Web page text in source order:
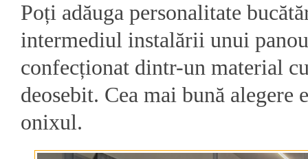
Poți adăuga personalitate
intermediul instalării unui
confecționat dintr-un material
deosebit. Cea mai bună alegere
onixul.